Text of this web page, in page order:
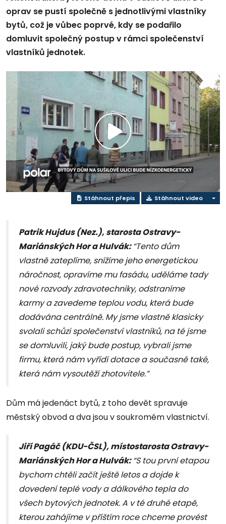
oprav se pustí společně s jednotlivými vlastníky
bytů, což je vůbec poprvé, kdy se podařilo
domluvit společný postup v rámci společenství
vlastníků jednotek.
Přehrát
video
Stáhnout přepis Stáhnout video
Patrik Hujdus (Nez.), starosta Ostravy-
Mariánských Hor a Hulvák:“Tento dům
vlastně zateplíme, snížíme jeho energetickou
náročnost, opravíme mu fasádu, uděláme tady
nové rozvody zdravotechniky, odstraníme
karmy a zavedeme teplou vodu, která bude
dodávána centrálně. My jsme vlastně klasicky
svolali schůzi společenství vlastníků, na té jsme
se domluvili, jaký bude postup, vybrali jsme
firmu, která nám vyřídí dotace a současně také,
která nám vysoutěží zhotovitele.”
Dům má jedenáct bytů, z toho devět spravuje
městský obvod a dva jsou v soukromém vlastnictví.
Jiří Pagáč (KDU-ČSL), místostarosta Ostravy-
Mariánských Hor a Hulvák:“S tou první etapou
bychom chtěli začít ještě letos a dojde k
dovedení teplé vody a dálkového tepla do
všech bytových jednotek. A v té druhé etapě,
kterou zahájíme v příštím roce chceme provést